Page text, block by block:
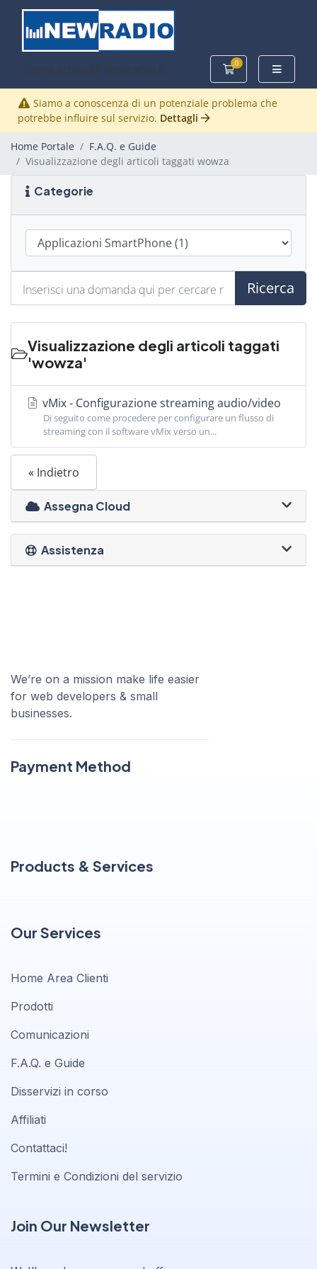
Torna al sito di Newradio.it 0
Carrello
Siamo a conoscenza di un potenziale problema che
potrebbe influire sul servizio. Dettagli
Home Portale
F.A.Q. e Guide
Visualizzazione degli articoli taggati wowza
Categorie
Ricerca
Visualizzazione degli articoli taggati
'wowza'
vMix - Configurazione streaming audio/video
Di seguito come procedere per configurare un flusso di
streaming con il software vMix verso un...
« Indietro
Assegna Cloud
Assistenza
We’re on a mission make life easier
for web developers & small
businesses.
Payment Method
Products & Services
Our Services
Home Area Clienti
Prodotti
Comunicazioni
F.A.Q. e Guide
Disservizi in corso
Affiliati
Contattaci!
Termini e Condizioni del servizio
Join Our Newsletter